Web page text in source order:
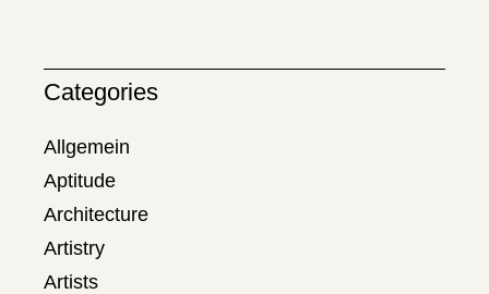
Categories
Allgemein
Aptitude
Architecture
Artistry
Artists